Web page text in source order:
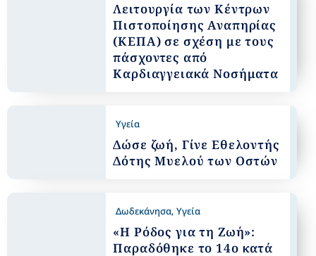
Λειτουργία των Κέντρων
Πιστοποίησης Αναπηρίας
(ΚΕΠΑ) σε σχέση με τους
πάσχοντες από
Καρδιαγγειακά Νοσήματα
Υγεία
Δώσε ζωή, Γίνε Εθελοντής
Δότης Μυελού των Οστών
Δωδεκάνησα,Υγεία
«Η Ρόδος για τη Ζωή»:
Παραδόθηκε το 14ο κατά